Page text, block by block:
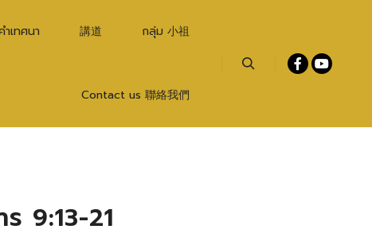
ำเทศนา 講道 กลุ่ม 小祖
Contact us 聯絡我們
9:13-21